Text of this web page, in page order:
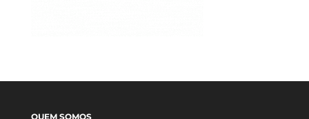
QUEM SOMOS